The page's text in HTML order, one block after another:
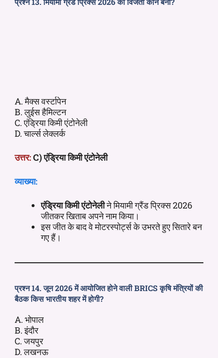
A. मैक्स वर्स्टापेन
B. लुईस हैमिल्टन
C. एंड्रिया किमी एंटोनेली
D. चार्ल्स लेक्लर्क
उत्तर:C) एंड्रिया किमी एंटोनेली
व्याख्या:
एंड्रिया किमी एंटोनेलीने मियामी ग्रैंड प्रिक्स 2026
जीतकर खिताब अपने नाम किया।
इस जीत के बाद वे मोटरस्पोर्ट्स के उभरते हुए सितारे बन
गए हैं।
प्रश्न 14. जून 2026 में आयोजित होने वाली BRICS कृषि मंत्रियों की
बैठक किस भारतीय शहर में होगी?
A. भोपाल
B. इंदौर
C. जयपुर
D. लखनऊ